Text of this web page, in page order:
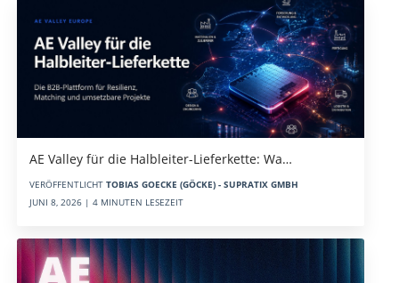
AE Valley für die Halbleiter-Lieferkette: Wa…
VERÖFFENTLICHT TOBIAS GOECKE (GÖCKE) - SUPRATIX GMBH
JUNI 8, 2026 | 4 MINUTEN LESEZEIT